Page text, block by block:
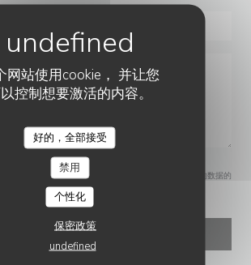
网站使用cookie， 并让您
控制想要激活的内容。
好的，全部接受
禁用
个性化
保密政策
undefined
拒绝接收营销电话。如需了解更多关于我们如何处理您的数据的
AITATXI